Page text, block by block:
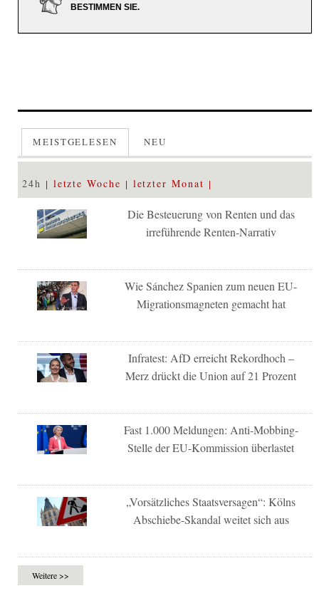
BESTIMMEN SIE.
MEISTGELESEN NEU
24h letzte Woche letzter Monat
Die Besteuerung von Renten und das
irreführende Renten-Narrativ
Wie Sánchez Spanien zum neuen EU-
Migrationsmagneten gemacht hat
Infratest: AfD erreicht Rekordhoch –
Merz drückt die Union auf 21 Prozent
Fast 1.000 Meldungen: Anti-Mobbing-
Stelle der EU-Kommission überlastet
„Vorsätzliches Staatsversagen“: Kölns
Abschiebe-Skandal weitet sich aus
Weitere >>